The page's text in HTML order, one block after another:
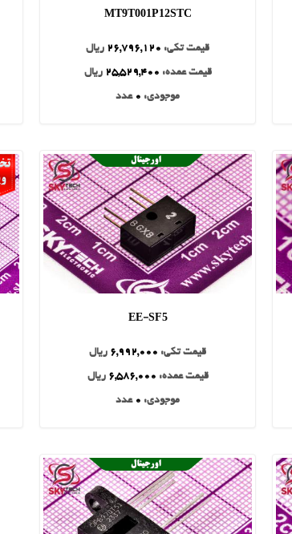
MT9T001P12STC
قیمت تکی: 26,796,120 ریال
قیمت عمده: 25,529,400 ریال
موجودی: 0 عدد
EE-SF5
قیمت تکی: 6,992,000 ریال
قیمت عمده: 6,586,000 ریال
موجودی: 0 عدد